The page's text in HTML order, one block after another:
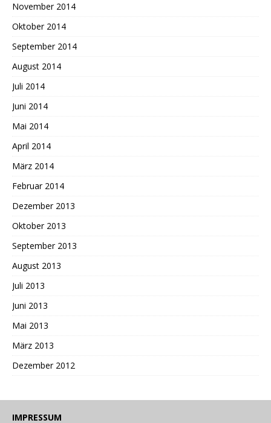
November 2014
Oktober 2014
September 2014
August 2014
Juli 2014
Juni 2014
Mai 2014
April 2014
März 2014
Februar 2014
Dezember 2013
Oktober 2013
September 2013
August 2013
Juli 2013
Juni 2013
Mai 2013
März 2013
Dezember 2012
IMPRESSUM